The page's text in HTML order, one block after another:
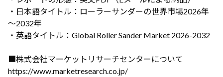
・日本語タイトル：ローラーサンダーの世界市場2026年
～2032年
・英語タイトル：Global Roller Sander Market 2026-2032
■株式会社マーケットリサーチセンターについて
https://www.marketresearch.co.jp/